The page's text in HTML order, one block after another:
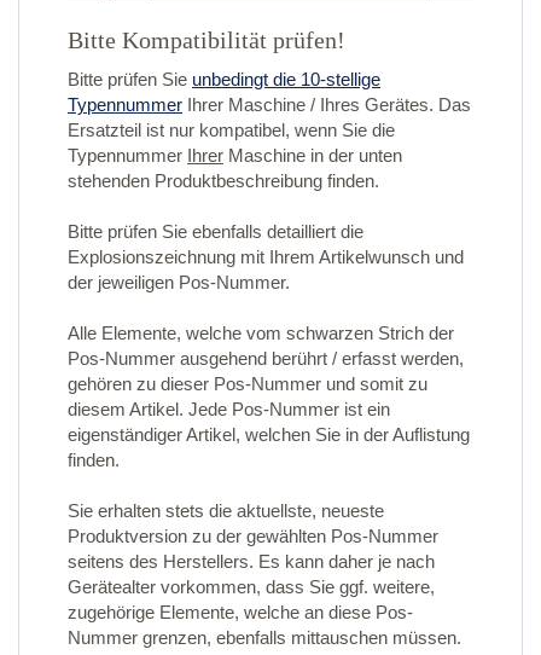
Bitte Kompatibilität prüfen!
Bitte prüfen Sie unbedingt die 10-stellige
Typennummer Ihrer Maschine / Ihres Gerätes. Das
Ersatzteil ist nur kompatibel, wenn Sie die
Typennummer Ihrer Maschine in der unten
stehenden Produktbeschreibung finden.
Bitte prüfen Sie ebenfalls detailliert die
Explosionszeichnung mit Ihrem Artikelwunsch und
der jeweiligen Pos-Nummer.
Alle Elemente, welche vom schwarzen Strich der
Pos-Nummer ausgehend berührt / erfasst werden,
gehören zu dieser Pos-Nummer und somit zu
diesem Artikel. Jede Pos-Nummer ist ein
eigenständiger Artikel, welchen Sie in der Auflistung
finden.
Sie erhalten stets die aktuellste, neueste
Produktversion zu der gewählten Pos-Nummer
seitens des Herstellers. Es kann daher je nach
Gerätealter vorkommen, dass Sie ggf. weitere,
zugehörige Elemente, welche an diese Pos-
Nummer grenzen, ebenfalls mittauschen müssen.